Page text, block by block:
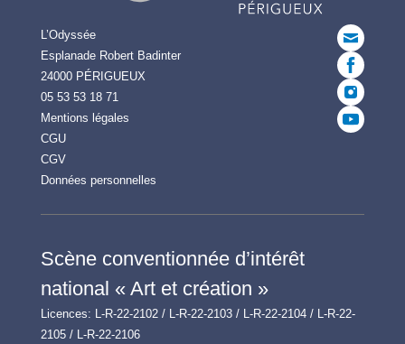
L’Odyssée
Esplanade Robert Badinter
24000 PÉRIGUEUX
05 53 53 18 71
Mentions légales
CGU
CGV
Données personnelles
Scène conventionnée d’intérêt
national « Art et création »
Licences: L-R-22-2102 / L-R-22-2103 / L-R-22-2104 / L-R-22-
2105 / L-R-22-2106